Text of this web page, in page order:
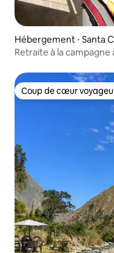
Hébergement ⋅ Santa
Retraite à la campagne
Coup de cœur
Coup de cœur